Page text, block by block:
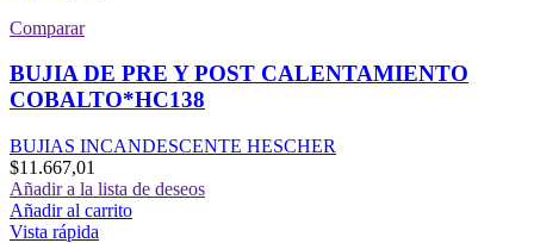
Comparar
BUJIA DE PRE Y POST CALENTAMIENTO
COBALTO*HC138
BUJIAS INCANDESCENTE HESCHER
$11.667,01
Añadir a la lista de deseos
Añadir al carrito
Vista rápida